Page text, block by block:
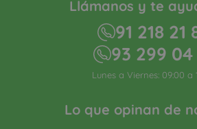
Lo que opinan de
Llámanos y te
91 218 21
93 299 04
Lunes a Viernes: 09:00 a